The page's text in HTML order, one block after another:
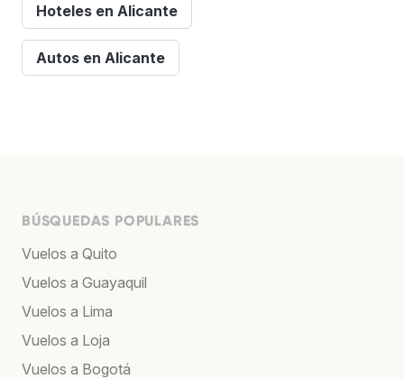
Hoteles en Alicante
Autos en Alicante
BÚSQUEDAS POPULARES
Vuelos a Quito
Vuelos a Guayaquil
Vuelos a Lima
Vuelos a Loja
Vuelos a Bogotá